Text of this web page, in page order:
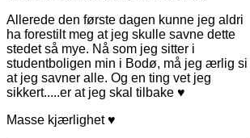
Allerede den første dagen kunne jeg aldri
ha forestilt meg at jeg skulle savne dette
stedet så mye. Nå som jeg sitter i
studentboligen min i Bodø, må jeg ærlig si
at jeg savner alle. Og en ting vet jeg
sikkert.....er at jeg skal tilbake ♥
Masse kjærlighet ♥